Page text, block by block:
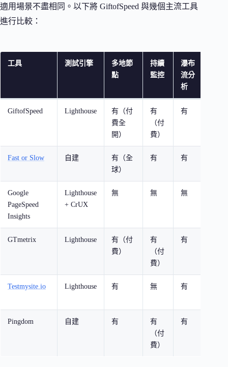
適用場景不盡相同。以下將 GiftofSpeed 與幾個主流工具
進行比較：
工具 測試引擎
多地節
點
持續
監控
瀑布
流分
析
GiftofSpeed Lighthouse
有（付
費全
開）
有
（付
費）
有
Fast or Slow 自建
有（全
球）
有 有
Google
PageSpeed
Insights
Lighthouse
+ CrUX
無 無 無
GTmetrix Lighthouse
有（付
費）
有
（付
費）
有
Testmysite.io Lighthouse 有 無 有
Pingdom 自建 有
有
（付
費）
有